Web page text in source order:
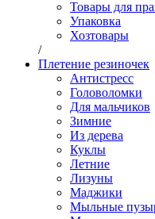
Товары для
Упаковка
Хозтовары
/
Плетение резиночек
Антистресс
Головоломки
Для мальчиков
Зимние
Из дерева
Куклы
Летние
Лизуны
Маджики
Мыльные